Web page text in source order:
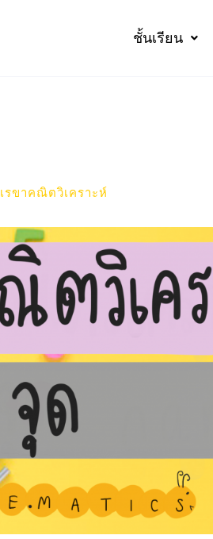
ชั้นเรียน
เรขาคณิตวิเคราะห์